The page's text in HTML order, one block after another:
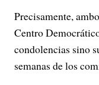
Precisamente,
Centro
condolencias sino
semanas de los